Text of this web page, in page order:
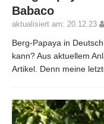
Babaco
aktualisiert am: 20.12.23
Berg-Papaya in
kann? Aus aktuellem
Artikel. Denn meine